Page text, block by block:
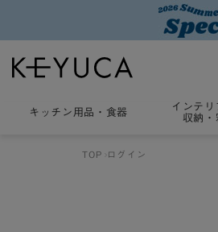
キッチン用品 ・ 食器
インテリ
収納・
TOP ログイン